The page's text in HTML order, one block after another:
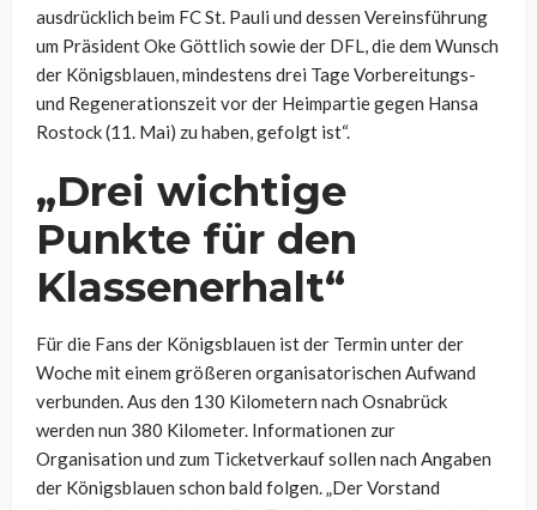
ausdrücklich beim FC St. Pauli und dessen Vereinsführung
um Präsident Oke Göttlich sowie der DFL, die dem Wunsch
der Königsblauen, mindestens drei Tage Vorbereitungs-
und Regenerationszeit vor der Heimpartie gegen Hansa
Rostock (11. Mai) zu haben, gefolgt ist“.
„Drei wichtige
Punkte für den
Klassenerhalt“
Für die Fans der Königsblauen ist der Termin unter der
Woche mit einem größeren organisatorischen Aufwand
verbunden. Aus den 130 Kilometern nach Osnabrück
werden nun 380 Kilometer. Informationen zur
Organisation und zum Ticketverkauf sollen nach Angaben
der Königsblauen schon bald folgen. „Der Vorstand